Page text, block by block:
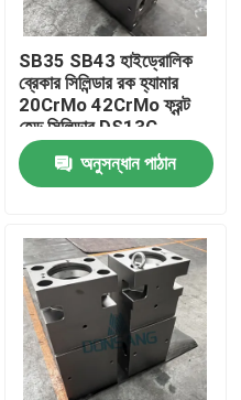
SB35 SB43 হাইড্রোলিক
ব্রেকার সিলিন্ডার রক হ্যামার
20CrMo 42CrMo ফ্রন্ট
হেড সিলিন্ডার DS13C
অনুসন্ধান পাঠান